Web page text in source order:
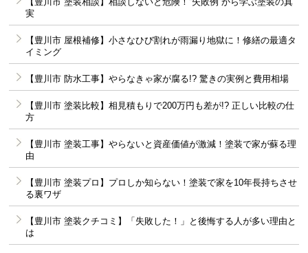
実
【豊川市 屋根補修】小さなひび割れが雨漏り地獄に！修繕の最適タ
イミング
【豊川市 防水工事】やらなきゃ家が腐る!? 驚きの実例と費用相場
【豊川市 塗装比較】相見積もりで200万円も差が!? 正しい比較の仕
方
【豊川市 塗装工事】やらないと資産価値が激減！塗装で家が蘇る理
由
【豊川市 塗装プロ】プロしか知らない！塗装で家を10年長持ちさせ
る裏ワザ
【豊川市 塗装クチコミ】「失敗した！」と後悔する人が多い理由と
は